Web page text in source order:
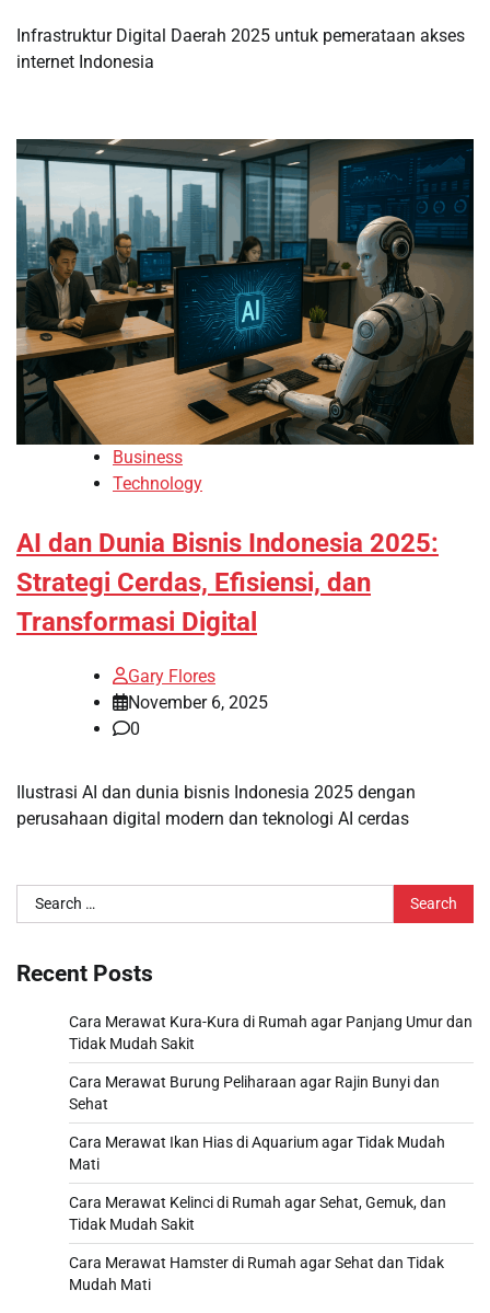
Infrastruktur Digital Daerah 2025 untuk pemerataan akses
internet Indonesia
Business
Technology
AI dan Dunia Bisnis Indonesia 2025:
Strategi Cerdas, Efisiensi, dan
Transformasi Digital
Gary Flores
November 6, 2025
0
Ilustrasi AI dan dunia bisnis Indonesia 2025 dengan
perusahaan digital modern dan teknologi AI cerdas
Search
for:
Recent Posts
Cara Merawat Kura-Kura di Rumah agar Panjang Umur dan
Tidak Mudah Sakit
Cara Merawat Burung Peliharaan agar Rajin Bunyi dan
Sehat
Cara Merawat Ikan Hias di Aquarium agar Tidak Mudah
Mati
Cara Merawat Kelinci di Rumah agar Sehat, Gemuk, dan
Tidak Mudah Sakit
Cara Merawat Hamster di Rumah agar Sehat dan Tidak
Mudah Mati